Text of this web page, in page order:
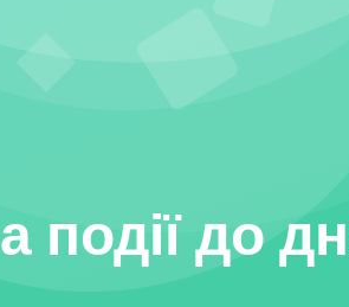
події до